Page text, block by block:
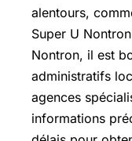
alentours,
Super U
Nontron, il est
administratifs
agences
informations